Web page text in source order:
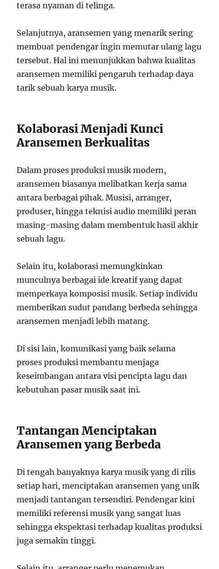
terasa nyaman di telinga.
Selanjutnya, aransemen yang menarik sering
membuat pendengar ingin memutar ulang lagu
tersebut. Hal ini menunjukkan bahwa kualitas
aransemen memiliki pengaruh terhadap daya
tarik sebuah karya musik.
Kolaborasi Menjadi Kunci
Aransemen Berkualitas
Dalam proses produksi musik modern,
aransemen biasanya melibatkan kerja sama
antara berbagai pihak. Musisi, arranger,
produser, hingga teknisi audio memiliki peran
masing-masing dalam membentuk hasil akhir
sebuah lagu.
Selain itu, kolaborasi memungkinkan
munculnya berbagai ide kreatif yang dapat
memperkaya komposisi musik. Setiap individu
memberikan sudut pandang berbeda sehingga
aransemen menjadi lebih matang.
Di sisi lain, komunikasi yang baik selama
proses produksi membantu menjaga
keseimbangan antara visi pencipta lagu dan
kebutuhan pasar musik saat ini.
Tantangan Menciptakan
Aransemen yang Berbeda
Di tengah banyaknya karya musik yang di rilis
setiap hari, menciptakan aransemen yang unik
menjadi tantangan tersendiri. Pendengar kini
memiliki referensi musik yang sangat luas
sehingga ekspektasi terhadap kualitas produksi
juga semakin tinggi.